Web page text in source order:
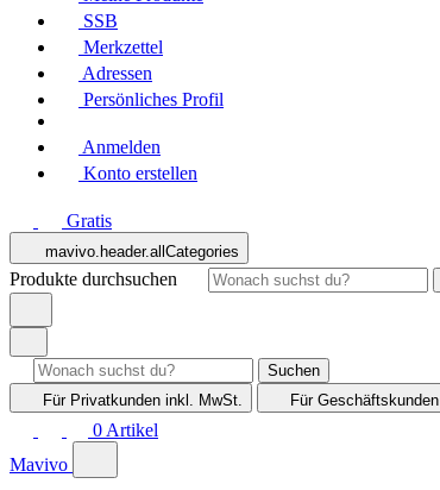
SSB
Merkzettel
Adressen
Persönliches Profil
Anmelden
Konto erstellen
Gratis
mavivo.header.allCategories
Produkte durchsuchen
Suchen
Für Privatkunden inkl. MwSt. Für Geschäftskunden
0 Artikel
Mavivo